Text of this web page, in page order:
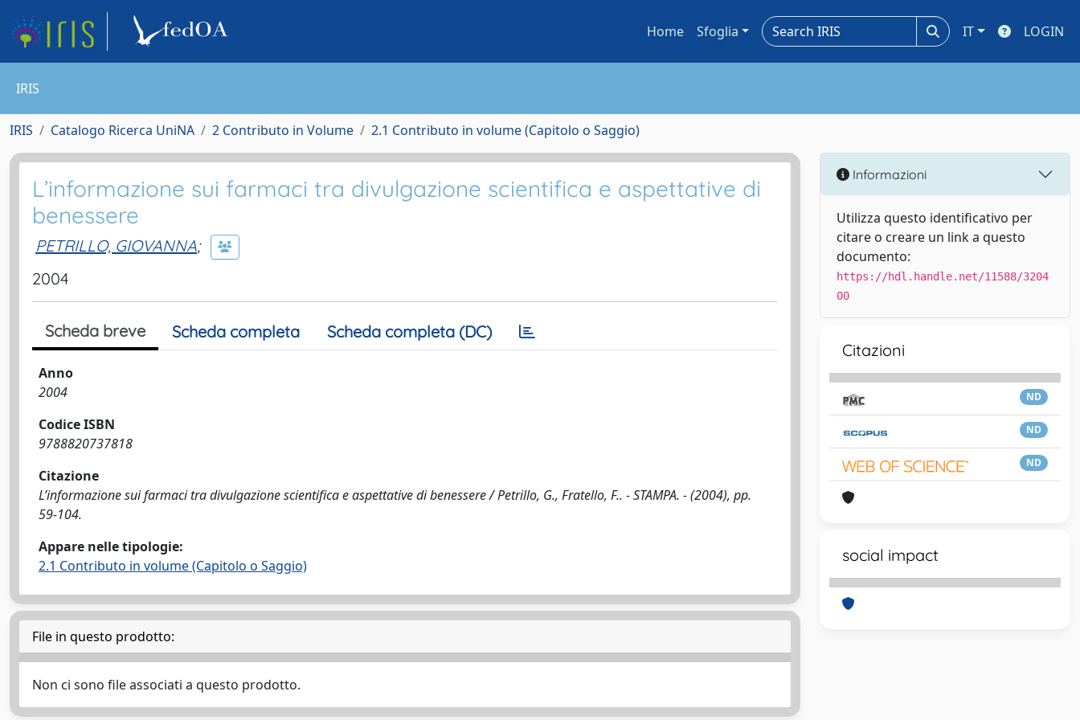
Home Sfoglia IT LOGIN
IRIS
IRIS Catalogo Ricerca UniNA 2 Contributo in Volume 2.1 Contributo in volume (Capitolo o Saggio)
L’informazione sui farmaci tra divulgazione scientifica e aspettative di
benessere
PETRILLO, GIOVANNA;
2004
Scheda breve Scheda completa Scheda completa (DC)
Anno
2004
Codice ISBN
9788820737818
Citazione
L’informazione sui farmaci tra divulgazione scientifica e aspettative di benessere / Petrillo, G., Fratello, F.. - STAMPA. - (2004), pp.
59-104.
Appare nelle tipologie:
2.1 Contributo in volume (Capitolo o Saggio)
File in questo prodotto:
Non ci sono file associati a questo prodotto.
Informazioni
Utilizza questo identificativo per
citare o creare un link a questo
documento:
https://hdl.handle.net/11588/3204
00
Citazioni
ND
ND
ND
social impact